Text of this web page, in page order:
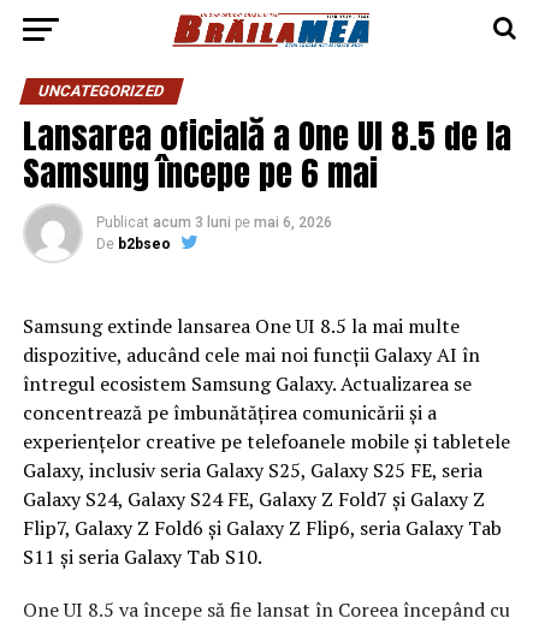
UNCATEGORIZED
Lansarea oficială a One UI 8.5 de la
Samsung începe pe 6 mai
Publicat acum 3 luni pe mai 6, 2026
De b2bseo
Samsung extinde lansarea One UI 8.5 la mai multe
dispozitive, aducând cele mai noi funcții Galaxy AI în
întregul ecosistem Samsung Galaxy. Actualizarea se
concentrează pe îmbunătățirea comunicării și a
experiențelor creative pe telefoanele mobile și tabletele
Galaxy, inclusiv seria Galaxy S25, Galaxy S25 FE, seria
Galaxy S24, Galaxy S24 FE, Galaxy Z Fold7 și Galaxy Z
Flip7, Galaxy Z Fold6 și Galaxy Z Flip6, seria Galaxy Tab
S11 și seria Galaxy Tab S10.
One UI 8.5 va începe să fie lansat în Coreea începând cu